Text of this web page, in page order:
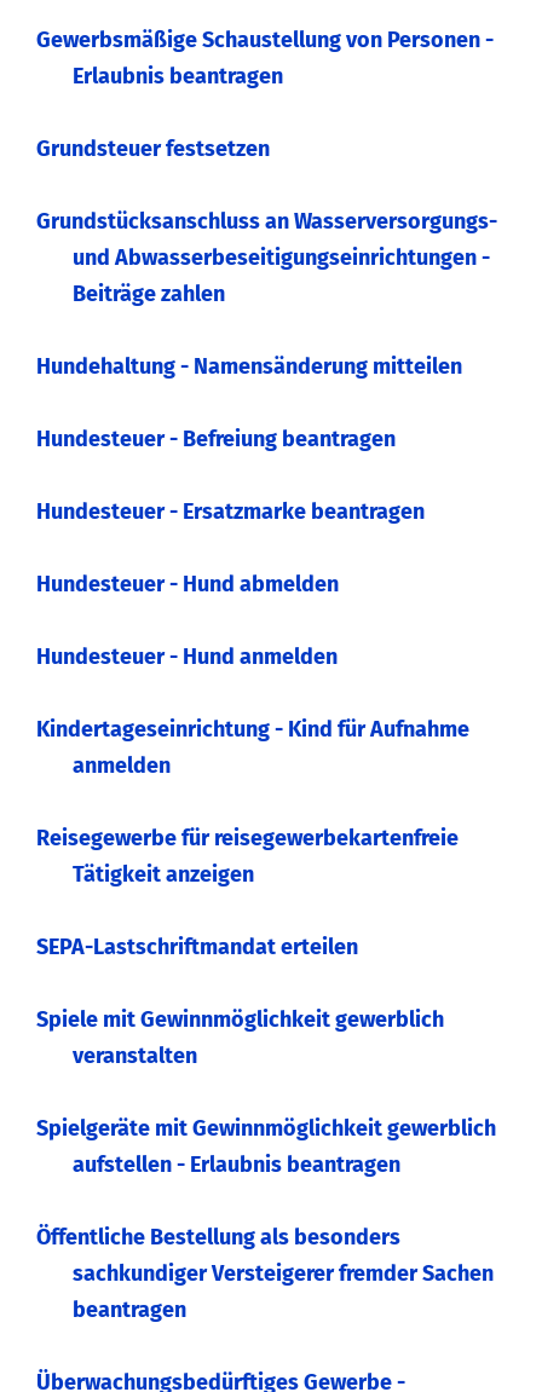
Gewerbsmäßige Schaustellung von Personen -
Erlaubnis beantragen
Grundsteuer festsetzen
Grundstücksanschluss an Wasserversorgungs-
und Abwasserbeseitigungseinrichtungen -
Beiträge zahlen
Hundehaltung - Namensänderung mitteilen
Hundesteuer - Befreiung beantragen
Hundesteuer - Ersatzmarke beantragen
Hundesteuer - Hund abmelden
Hundesteuer - Hund anmelden
Kindertageseinrichtung - Kind für Aufnahme
anmelden
Reisegewerbe für reisegewerbekartenfreie
Tätigkeit anzeigen
SEPA-Lastschriftmandat erteilen
Spiele mit Gewinnmöglichkeit gewerblich
veranstalten
Spielgeräte mit Gewinnmöglichkeit gewerblich
aufstellen - Erlaubnis beantragen
Öffentliche Bestellung als besonders
sachkundiger Versteigerer fremder Sachen
beantragen
Überwachungsbedürftiges Gewerbe -